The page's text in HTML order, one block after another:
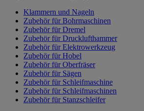
Klammern und Nageln
Zubehör für Bohrmaschinen
Zubehör für Dremel
Zubehör für Drucklufthammer
Zubehör für Elektrowerkzeug
Zubehör für Hobel
Zubehör für Oberfräser
Zubehör für Sägen
Zubehör für Schleifmaschine
Zubehör für Schleifmaschinen
Zubehör für Stanzschleifer